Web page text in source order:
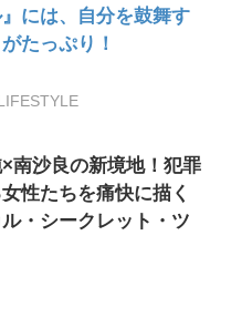
には、自分を鼓舞す
たっぷり！
南沙良の新境地！犯罪
性たちを痛快に描く
ル・シークレット・ツ